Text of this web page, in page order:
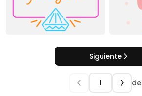
Siguiente
de